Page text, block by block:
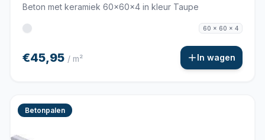
Beton met keramiek 60x60x4 in kleur Taupe
60 x 60 x 4
€45,95 / m² In wagen
Betonpalen